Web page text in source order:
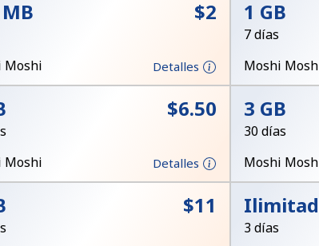
No se ha creado
Mínimo 8 caracteres
Una letra mayúscula y una minúscula
⁦$2⁩
Moshi
Detalles
1 GB
7 días
Moshi
⁦$6.50⁩
Moshi
Detalles
3 GB
30 días
Moshi
⁦$11⁩
3 días